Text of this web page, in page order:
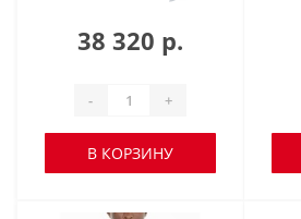
38 320 р.
- +
В КОРЗИНУ